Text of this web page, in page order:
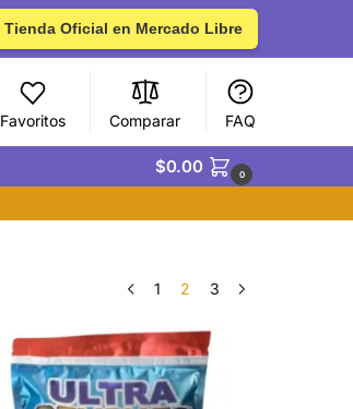
Tienda Oficial en Mercado Libre
Favoritos Comparar FAQ
$0.00 0
1 2 3